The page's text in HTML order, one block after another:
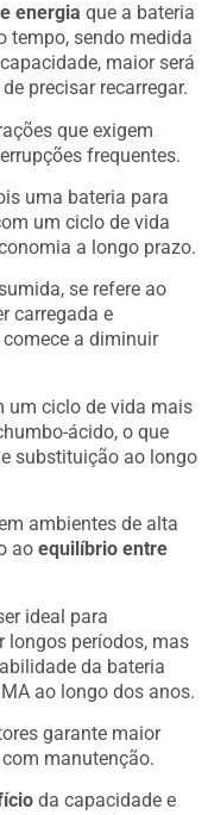
energia que a bateria
tempo, sendo medida
maior será
precisar recarregar.
que exigem
frequentes.
uma bateria para
um ciclo de vida
a longo prazo.
se refere ao
carregada e
a diminuir
um ciclo de vida mais
ácido, o que
substituição ao longo
ambientes de alta
aoequilíbrio entre
ideal para
longos períodos, mas
da bateria
ao longo dos anos.
garante maior
manutenção.
da capacidade e